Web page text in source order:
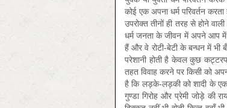
कोई एक अपना धर्म परिवर्तन
उपरोक्त तीनों ही तरह से होने
धर्म जनता के जीवन में अपने आप में
हैं और वे रोटी-बेटी के बन्धन में भी
परेशानी होती है केवल कुछ
तहत विवाह करने पर किसी को
है कि लड़के-लड़की को शादी के
गुण्डा गिरोह और प्रेमी जोड़े की